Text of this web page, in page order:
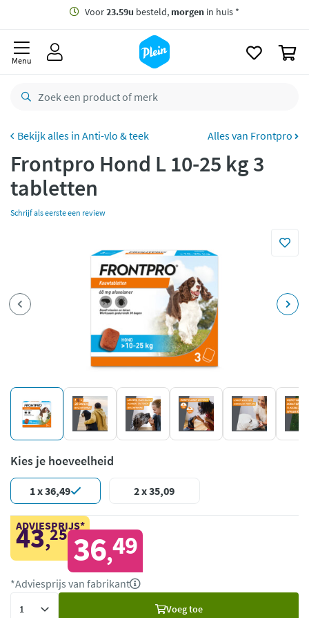
Gratisbezorging vanaf 35,- *
besteld,
retourneren
CO2 neutraal
Betaal met Klarna
Menu
Anti-vlo & teek Alles van Frontpro
Frontpro Hond L 10-25 kg 3
tabletten
Schrijf als eerste een review
Kies je hoeveelheid
1 x 36,49 2 x 35,09
ADVIESPRIJS*
43,25 36,49
*Adviesprijs van fabrikant
Voeg toe